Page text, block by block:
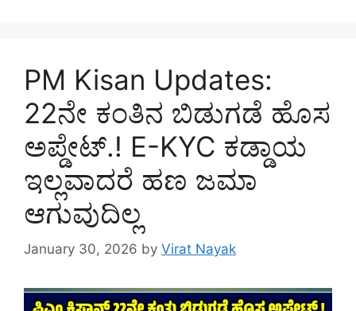
PM Kisan Updates:
22ನೇ ಕಂತಿನ ಬಿಡುಗಡೆ ಹೊಸ
ಅಪ್ಡೇಟ್.! E-KYC ಕಡ್ಡಾಯ
ಇಲ್ಲವಾದರೆ ಹಣ ಜಮಾ
ಆಗುವುದಿಲ್ಲ
January 30, 2026 by Virat Nayak